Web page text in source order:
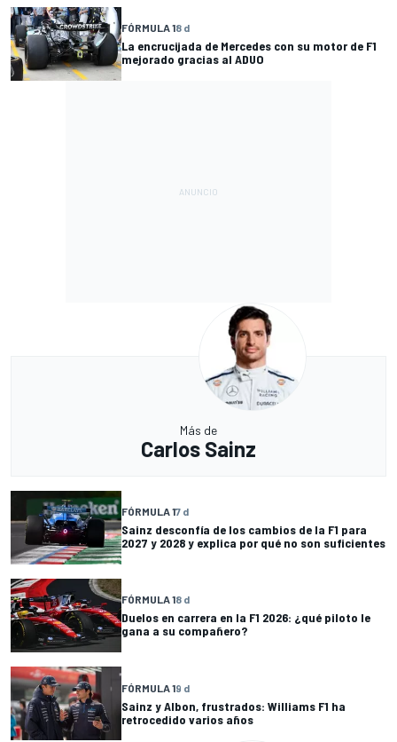
FÓRMULA 18 d
La encrucijada de Mercedes con su motor de F1
mejorado gracias al ADUO
Más de
Carlos Sainz
FÓRMULA 17 d
Sainz desconfía de los cambios de la F1 para
2027 y 2028 y explica por qué no son suficientes
FÓRMULA 18 d
Duelos en carrera en la F1 2026: ¿qué piloto le
gana a su compañero?
FÓRMULA 19 d
Sainz y Albon, frustrados: Williams F1 ha
retrocedido varios años